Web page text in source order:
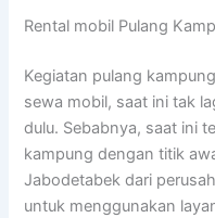
Rental mobil Pulang
Kegiatan pulang
sewa mobil, saat ini tak
dulu. Sebabnya, saat ini
kampung dengan titik
Jabodetabek dari
untuk menggunakan